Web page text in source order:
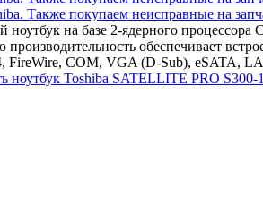
на базе 2-ядерного
обеспечивает
COM, VGA (D-Sub), eSATA,
ноутбук Toshiba SATELLITE PRO S300-